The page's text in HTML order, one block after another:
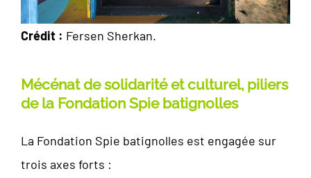
Crédit : Fersen Sherkan.
Mécénat de solidarité et culturel, piliers
de la Fondation Spie batignolles
La Fondation Spie batignolles est engagée sur
trois axes forts :